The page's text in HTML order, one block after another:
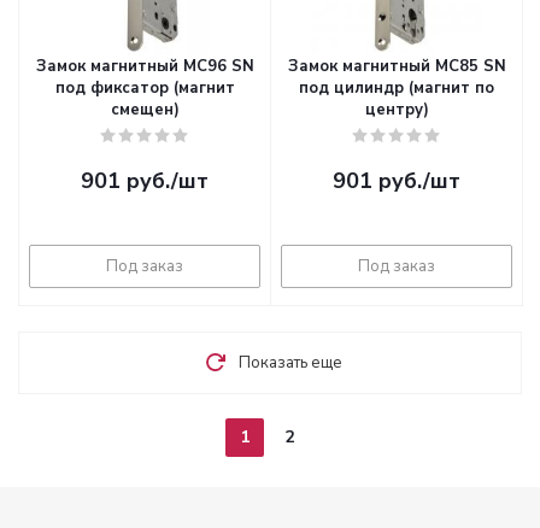
Замок магнитный MC96 SN
под фиксатор (магнит
смещен)
901 руб./шт
Под заказ
Замок магнитный MC85 SN
под цилиндр (магнит по
центру)
901 руб./шт
Под заказ
Показать еще
1 2